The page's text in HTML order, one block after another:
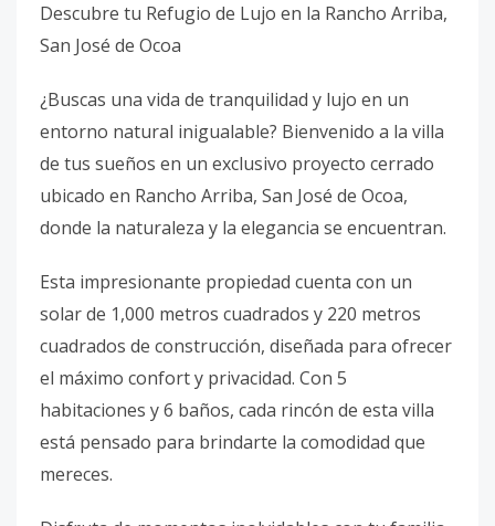
Descubre tu Refugio de Lujo en la Rancho Arriba,
San José de Ocoa
¿Buscas una vida de tranquilidad y lujo en un
entorno natural inigualable? Bienvenido a la villa
de tus sueños en un exclusivo proyecto cerrado
ubicado en Rancho Arriba, San José de Ocoa,
donde la naturaleza y la elegancia se encuentran.
Esta impresionante propiedad cuenta con un
solar de 1,000 metros cuadrados y 220 metros
cuadrados de construcción, diseñada para ofrecer
el máximo confort y privacidad. Con 5
habitaciones y 6 baños, cada rincón de esta villa
está pensado para brindarte la comodidad que
mereces.